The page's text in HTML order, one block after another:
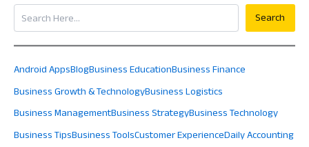
Search
Search
Android AppsBlogBusiness EducationBusiness Finance
Business Growth & TechnologyBusiness Logistics
Business ManagementBusiness StrategyBusiness Technology
Business TipsBusiness ToolsCustomer ExperienceDaily Accounting